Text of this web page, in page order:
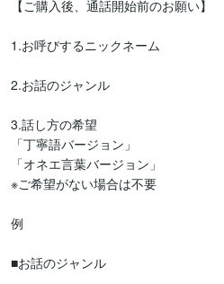
【ご購入後、通話開始前のお願い】
1.お呼びするニックネーム
2.お話のジャンル
3.話し方の希望
「丁寧語バージョン」
「オネエ言葉バージョン」
※ご希望がない場合は不要
例
■お話のジャンル